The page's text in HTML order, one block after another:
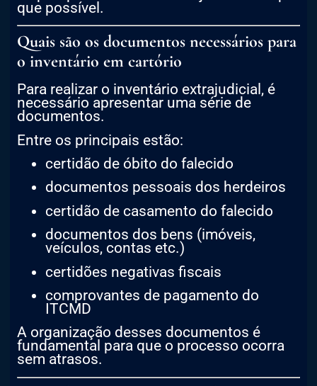
que possível.
Quais são os documentos necessários para
o inventário em cartório
Para realizar o inventário extrajudicial, é
necessário apresentar uma série de
documentos.
Entre os principais estão:
certidão de óbito do falecido
documentos pessoais dos herdeiros
certidão de casamento do falecido
documentos dos bens (imóveis,
veículos, contas etc.)
certidões negativas fiscais
comprovantes de pagamento do
ITCMD
A organização desses documentos é
fundamental para que o processo ocorra
sem atrasos.